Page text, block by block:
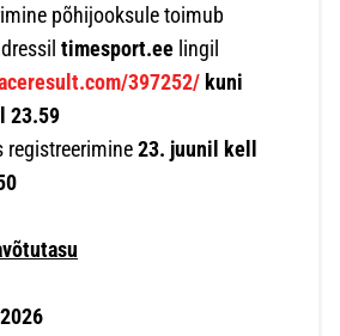
põhijooksule toimub
timesport.ee lingil
397252/ kuni
23.59
registreerimine23. juunil kell